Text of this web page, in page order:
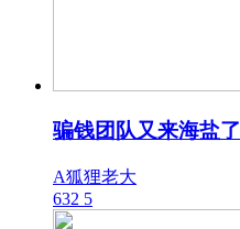
骗钱团队又来海盐了
A狐狸老大
632 5